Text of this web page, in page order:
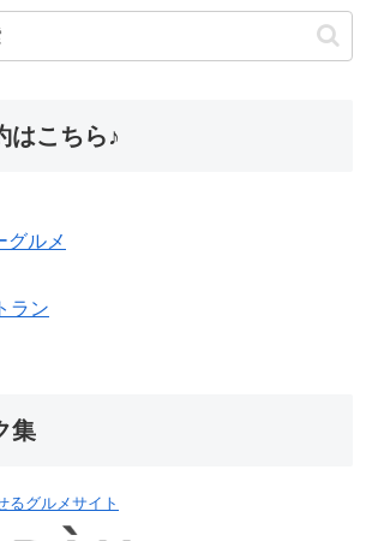
はこちら♪
グルメ
ラン
集
るグルメサイト